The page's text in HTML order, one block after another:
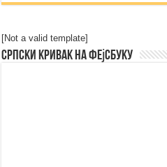
[Not a valid template]
Српски Кривак на Фејсбуку